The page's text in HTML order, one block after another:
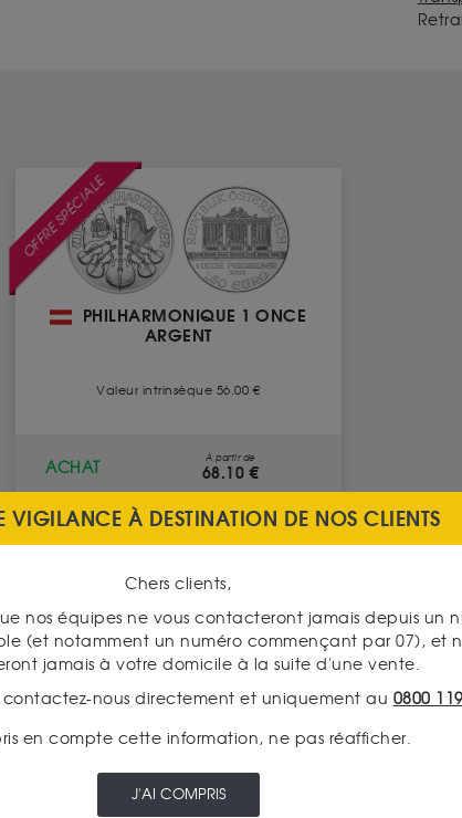
OFFRE SPÉCIALE
PHILHARMONIQUE 1 ONCE
ARGENT
Valeur intrinsèque 56.00 €
ACHAT
À partir de
68.10 €
VENTE 52.10 €
VOIR CE PRODUIT
VIGILANCE À DESTINATION DE NOS CLIENTS
Chers clients,
nos équipes ne vous contacteront jamais depuis un
(et notamment un numéro commençant par 07), et
jamais à votre domicile à la suite d'une vente.
contactez-nous directement et uniquement au 0800
en compte cette information, ne pas réafficher.
J'AI COMPRIS